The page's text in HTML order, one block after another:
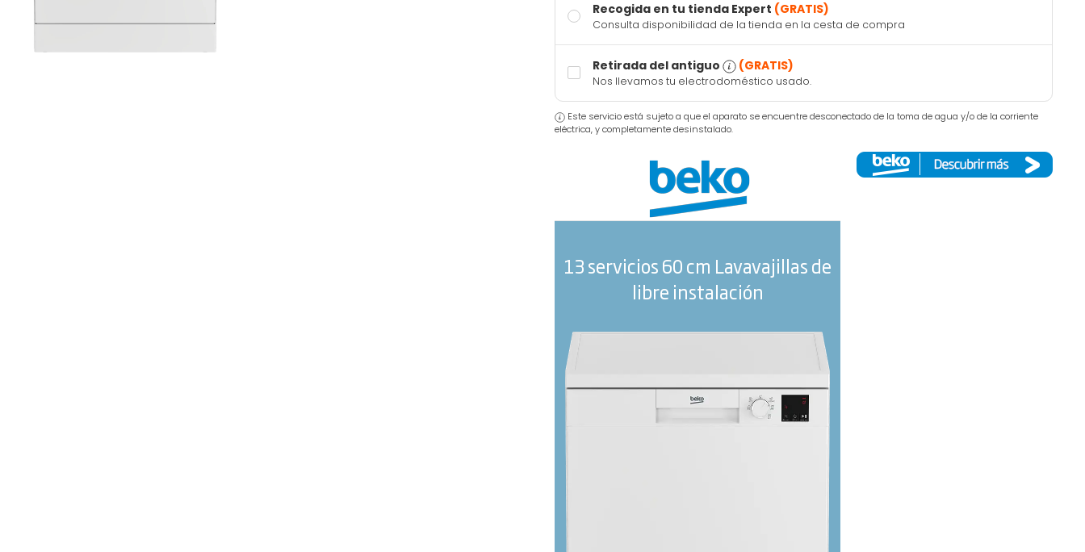
Recogida en tu tienda Expert (GRATIS)
Consulta disponibilidad de la tienda en la cesta de compra
Retirada del antiguo (GRATIS)
Nos llevamos tu electrodoméstico usado.
Este servicio está sujeto a que el aparato se encuentre desconectado de la toma de agua y/o de la corriente
eléctrica, y completamente desinstalado.
13 servicios 60 cm Lavavajillas de
libre instalación